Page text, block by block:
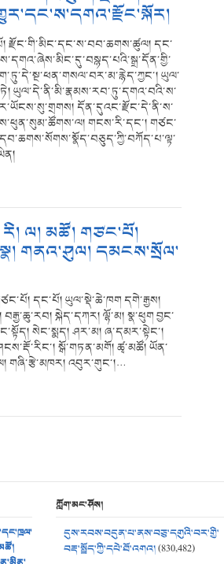
རྫོང་གི་མིང་དང་ས་བབ་ཆགས་ཚུལ། དང་
ཡུལ་
ཡུལ་དེ་ནི་མི་རྣམས་རབ་ཏུ་དགའ་བའི་ས་
དོན་དུའང་རྫོང་དེ་ནི་ས་
གངས་རི་དང་། གཙང་
ལ། མཚོ། གཙང་པོ།
གནའ་ཤུལ། དམངས་སྲོལ་
དང་པོ། ཡུལ་སྡེ་ཆེ་ཁག དགེ་རྒྱས།
སྐེད་དཀར། ལྷོ་མ། སྣ་ཕུག བྱང་
སེང་སྨད། ཤར་མ། ཞ་དམར་སྟེང་།
སྒོ་གཏན་མགོ། ཚྭ་མཚོ། ཡོན་
གཞི་རྩེ་མཁར། འབུར་གུང་།…
ཀློག་མང་ཤོས།
དུས་རབས་བདུན་པ་ནས་བཅུ་དགུའི་བར་གྱི་
བརྡ་སྤྲོད་ཀྱི་དཔེ་ཐོ་འགའ།(830,482)